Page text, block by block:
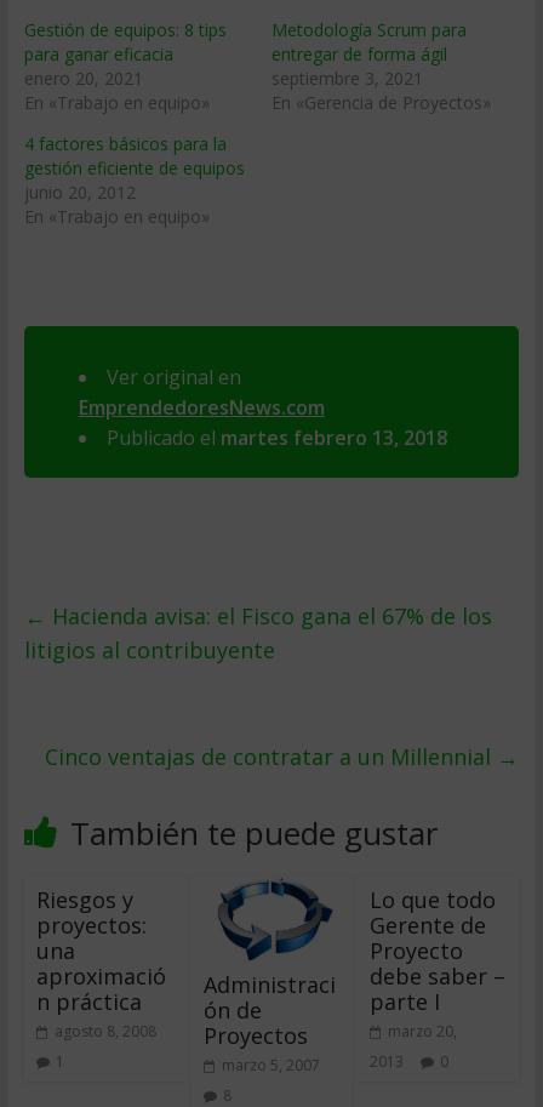
Gestión de equipos: 8 tips
para ganar eficacia
enero 20, 2021
En «Trabajo en equipo»
Metodología Scrum para
entregar de forma ágil
septiembre 3, 2021
En «Gerencia de Proyectos»
4 factores básicos para la
gestión eficiente de equipos
junio 20, 2012
En «Trabajo en equipo»
Ver original en
EmprendedoresNews.com
Publicado el martes febrero 13, 2018
← Hacienda avisa: el Fisco gana el 67% de los
litigios al contribuyente
Cinco ventajas de contratar a un Millennial →
También te puede gustar
Riesgos y
proyectos:
una
aproximació
n práctica
agosto 8, 2008
1
Administraci
ón de
Proyectos
marzo 5, 2007
8
Lo que todo
Gerente de
Proyecto
debe saber –
parte I
marzo 20,
2013
0